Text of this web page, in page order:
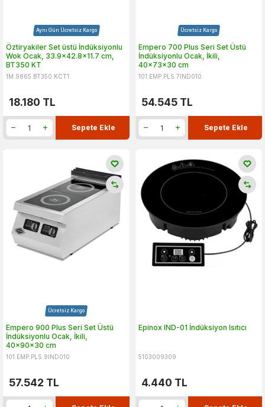
Aynı Gün Ücretsiz Kargo
Öztiryakiler Set üstü İndüksiyonlu
Wok Ocak, 33.9x42.8x11.7 cm,
BT350 KT
1M.9865.BT350.KCT1
18.180 TL
Sepete Ekle
Ücretsiz Kargo
Empero 700 Plus Seri Set Üstü
İndüksiyonlu Ocak, İkili,
40x73x30 cm
101.EMP.PLS.7IND010
54.545 TL
Sepete Ekle
Ücretsiz Kargo
Empero 900 Plus Seri Set Üstü
İndüksiyonlu Ocak, İkili,
40x90x30 cm
101.EMP.PLS.9IND010
57.542 TL
Epinox IND-01 İndüksiyon Isıtıcı
5103009309
4.440 TL